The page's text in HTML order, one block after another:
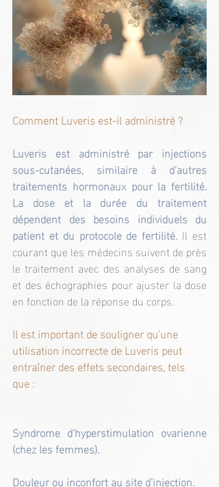
Comment Luveris est-il administré ?
Luveris est administré par injections
sous-cutanées, similaire à d'autres
traitements hormonaux pour la fertilité.
La dose et la durée du traitement
dépendent des besoins individuels du
patient et du protocole de fertilité. Il est
courant que les médecins suivent de près
le traitement avec des analyses de sang
et des échographies pour ajuster la dose
en fonction de la réponse du corps.
Il est important de souligner qu'une
utilisation incorrecte de Luveris peut
entraîner des effets secondaires, tels
que :
Syndrome d'hyperstimulation ovarienne
(chez les femmes).
Douleur ou inconfort au site d'injection.